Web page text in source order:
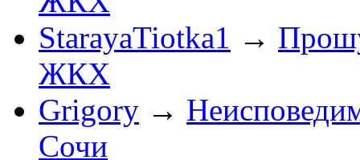
StarayaTiotka1 →
ЖКХ
Grigory →
Сочи